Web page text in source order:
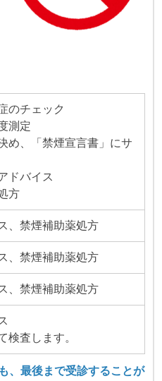
のチェック
測定
め、「禁煙宣言書」にサ
ドバイス
方
、禁煙補助薬処方
、禁煙補助薬処方
、禁煙補助薬処方
検査します。
、最後まで受診することが